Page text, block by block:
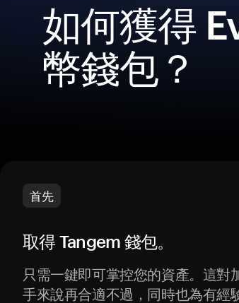
如何獲得
幣錢包？
首先
取得 Tangem 錢包。
只需一鍵即可掌控您的資產。這對
手來說再合適不過，同時也為有經